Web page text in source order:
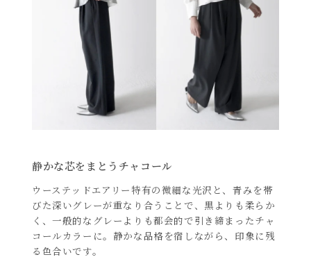
静かな芯をまとうチャコール
ウーステッドエアリー特有の微細な光沢と、青みを帯
びた深いグレーが重なり合うことで、黒よりも柔らか
く、一般的なグレーよりも都会的で引き締まったチャ
コールカラーに。静かな品格を宿しながら、印象に残
る色合いです。